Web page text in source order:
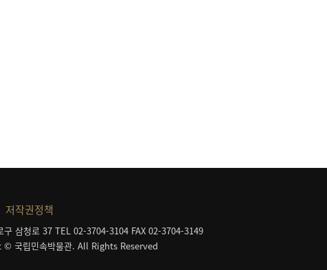
저작권정책
구 삼청로 37 TEL 02-3704-3104 FAX 02-3704-3149
국립민속박물관. All Rights Reserved